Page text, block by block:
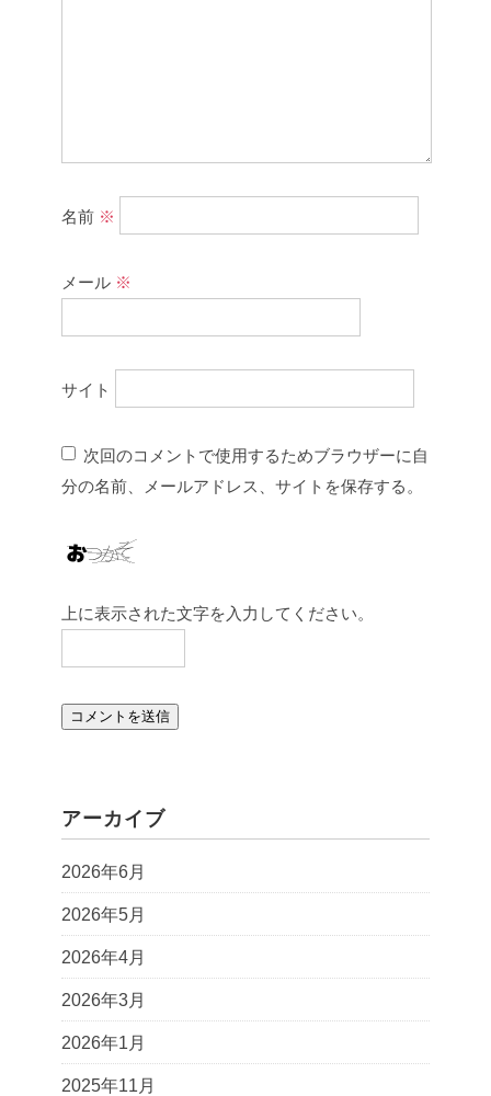
名前 ※
メール ※
サイト
次回のコメントで使用するためブラウザーに自
分の名前、メールアドレス、サイトを保存する。
上に表示された文字を入力してください。
アーカイブ
2026年6月
2026年5月
2026年4月
2026年3月
2026年1月
2025年11月